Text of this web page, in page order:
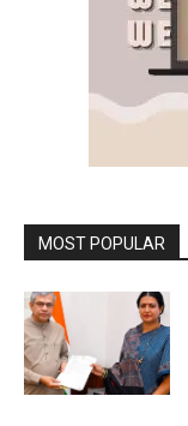
MOST POPULAR